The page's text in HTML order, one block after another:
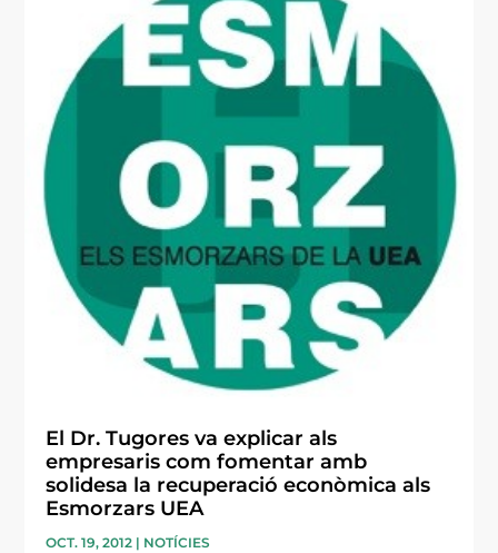
El Dr. Tugores va explicar als
empresaris com fomentar amb
solidesa la recuperació econòmica als
Esmorzars UEA
OCT. 19, 2012 | NOTÍCIES